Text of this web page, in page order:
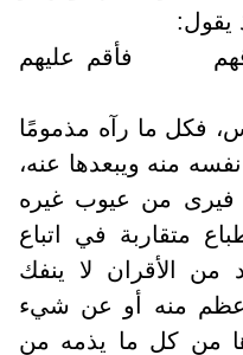
يقول:
فأقم عليهم
فكل ما رآه مذمومًا
منه ويبعدها عنه،
فيرى من عيوب غيره
متقاربة في اتباع
من الأقران لا ينفك
أعظم منه أو عن شيء
من كل ما يذمه من